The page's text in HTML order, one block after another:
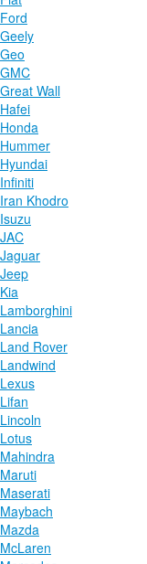
Ford
Geely
Geo
GMC
Great Wall
Hafei
Honda
Hummer
Hyundai
Infiniti
Iran Khodro
Isuzu
JAC
Jaguar
Jeep
Kia
Lamborghini
Lancia
Land Rover
Landwind
Lexus
Lifan
Lincoln
Lotus
Mahindra
Maruti
Maserati
Maybach
Mazda
McLaren